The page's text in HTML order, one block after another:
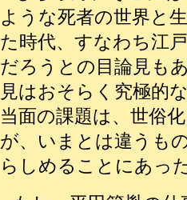
ような死者の世界と
た時代、すなわち江
だろうとの目論見も
見はおそらく究極的
当面の課題は、世俗
が、いまとは違うも
らしめることにあっ